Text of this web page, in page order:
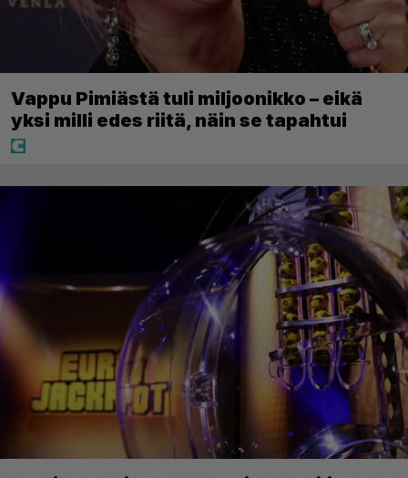
Vappu Pimiästä tuli miljoonikko – eikä
yksi milli edes riitä, näin se tapahtui